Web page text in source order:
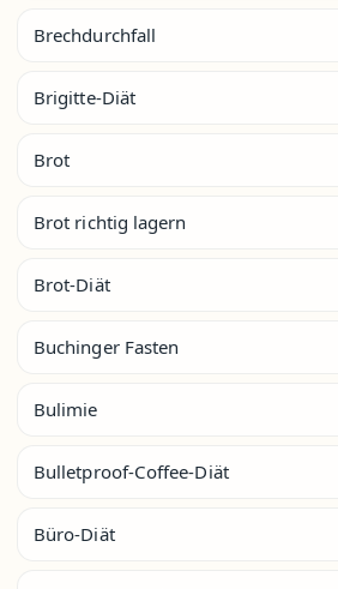
Brechdurchfall
Brigitte-Diät
Brot
Brot richtig lagern
Brot-Diät
Buchinger Fasten
Bulimie
Bulletproof-Coffee-Diät
Büro-Diät